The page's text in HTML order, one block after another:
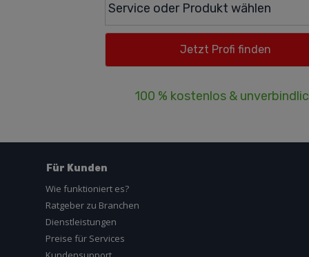
100 % kostenlos &
Für Kunden
Wie funktioniert es?
Ratgeber zu Branchen
Dienstleistungen
Preise für Services